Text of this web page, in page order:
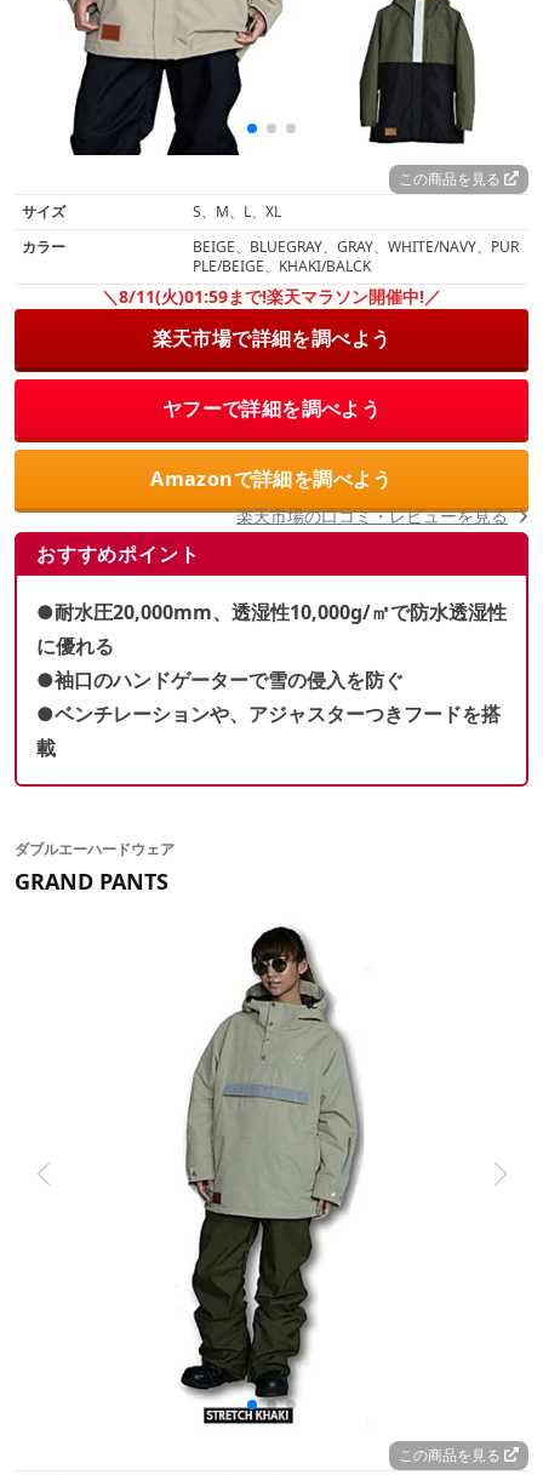
この商品を見る
サイズ
S、M、L、XL
カラー
BEIGE、BLUEGRAY、GRAY、WHITE/NAVY、PUR
PLE/BEIGE、KHAKI/BALCK
＼8/11(火)01:59まで!楽天マラソン開催中!／
楽天市場で詳細を調べよう
ヤフーで詳細を調べよう
Amazonで詳細を調べよう
おすすめポイント
●耐水圧20,000mm、透湿性10,000g/㎡で防水透湿性
に優れる
●袖口のハンドゲーターで雪の侵入を防ぐ
●ベンチレーションや、アジャスターつきフードを搭
載
楽天市場の口コミ・レビューを見る
ダブルエーハードウェア
GRAND PANTS
この商品を見る